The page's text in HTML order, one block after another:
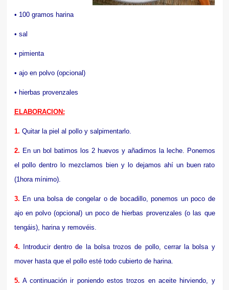
• 100 gramos harina
• sal
• pimienta
• ajo en polvo (opcional)
• hierbas provenzales
ELABORACION:
1. Quitar la piel al pollo y salpimentarlo.
2. En un bol batimos los 2 huevos y añadimos la leche. Ponemos
el pollo dentro lo mezclamos bien y lo dejamos ahí un buen rato
(1hora mínimo).
3. En una bolsa de congelar o de bocadillo, ponemos un poco de
ajo en polvo (opcional) un poco de hierbas provenzales (o las que
tengáis), harina y removéis.
4. Introducir dentro de la bolsa trozos de pollo, cerrar la bolsa y
mover hasta que el pollo esté todo cubierto de harina.
5. A continuación ir poniendo estos trozos en aceite hirviendo, y